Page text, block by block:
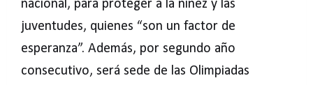
nacional, para proteger a la niñez y las
juventudes, quienes “son un factor de
esperanza”. Además, por segundo año
consecutivo, será sede de las Olimpiadas